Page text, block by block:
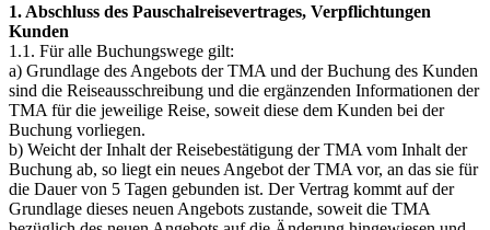
1. Abschluss des Pauschalreisevertrages, Verpflichtungen
Kunden
1.1. Für alle Buchungswege gilt:
a) Grundlage des Angebots der TMA und der Buchung des Kunden
sind die Reiseausschreibung und die ergänzenden Informationen der
TMA für die jeweilige Reise, soweit diese dem Kunden bei der
Buchung vorliegen.
b) Weicht der Inhalt der Reisebestätigung der TMA vom Inhalt der
Buchung ab, so liegt ein neues Angebot der TMA vor, an das sie für
die Dauer von 5 Tagen gebunden ist. Der Vertrag kommt auf der
Grundlage dieses neuen Angebots zustande, soweit die TMA